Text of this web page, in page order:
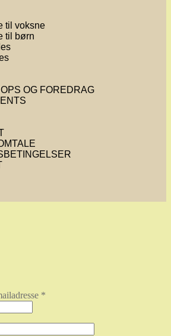
til voksne
til børn
OG FOREDRAG
*Påkrævet